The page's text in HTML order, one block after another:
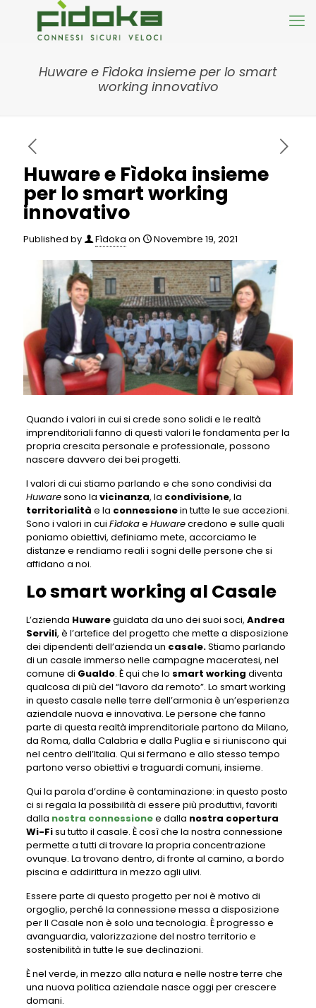
Huware e Fìdoka insieme per lo smart
working innovativo
Huware e Fìdoka insieme
per lo smart working
innovativo
Published by Fìdoka on Novembre 19, 2021
Quando i valori in cui si crede sono solidi e le realtà
imprenditoriali fanno di questi valori le fondamenta per la
propria crescita personale e professionale, possono
nascere davvero dei bei progetti.
I valori di cui stiamo parlando e che sono condivisi da
Huwaresono la vicinanza, la condivisione, la
territorialità e la connessionein tutte le sue accezioni.
Sono i valori in cui Fìdokae Huwarecredono e sulle quali
poniamo obiettivi, definiamo mete, accorciamo le
distanze e rendiamo reali i sogni delle persone che si
affidano a noi.
Lo smart working al Casale
L’azienda Huwareguidata da uno dei suoi soci, Andrea
Servili, è l’artefice del progetto che mette a disposizione
dei dipendenti dell’azienda un casale.Stiamo parlando
di un casale immerso nelle campagne maceratesi, nel
comune di Gualdo. È qui che lo smart working diventa
qualcosa di più del “lavoro da remoto”. Lo smart working
in questo casale nelle terre dell’armonia è un’esperienza
aziendale nuova e innovativa. Le persone che fanno
parte di questa realtà imprenditoriale partono da Milano,
da Roma, dalla Calabria e dalla Puglia e si riuniscono qui
nel centro dell’Italia. Qui si fermano e allo stesso tempo
partono verso obiettivi e traguardi comuni, insieme.
Qui la parola d’ordine è contaminazione: in questo posto
ci si regala la possibilità di essere più produttivi, favoriti
dalla nostra connessionee dalla nostra copertura
Wi-Fisu tutto il casale. È così che la nostra connessione
permette a tutti di trovare la propria concentrazione
ovunque. La trovano dentro, di fronte al camino, a bordo
piscina e addirittura in mezzo agli ulivi.
Essere parte di questo progetto per noi è motivo di
orgoglio, perché la connessione messa a disposizione
per Il Casale non è solo una tecnologia. È progresso e
avanguardia, valorizzazione del nostro territorio e
sostenibilità in tutte le sue declinazioni.
È nel verde, in mezzo alla natura e nelle nostre terre che
una nuova politica aziendale nasce oggi per crescere
domani.